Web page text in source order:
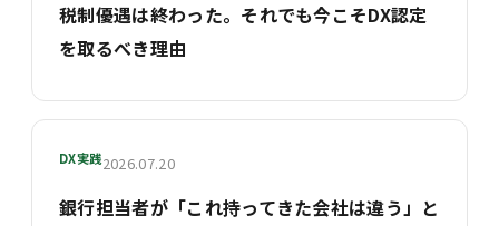
税制優遇は終わった。それでも今こそDX認定
を取るべき理由
DX実践2026.07.20
銀行担当者が「これ持ってきた会社は違う」と